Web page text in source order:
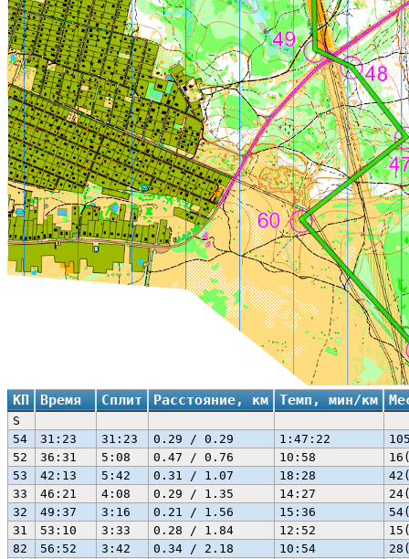
КП Время Сплит Расстояние, км Темп, мин/км
S
54
31:23 31:23 0.29 / 0.29 1:47:22
52
36:31 5:08 0.47 / 0.76 10:58
53
42:13 5:42 0.31 / 1.07 18:28
33
46:21 4:08 0.29 / 1.35 14:27
32
49:37 3:16 0.21 / 1.56 15:36
31
53:10 3:33 0.28 / 1.84 12:52
82
56:52 3:42 0.34 / 2.18 10:54